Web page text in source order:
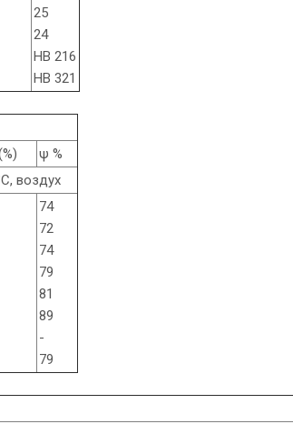
25
24
НВ 216
НВ 321
ψ %
воздух
74
72
74
79
81
89
-
79